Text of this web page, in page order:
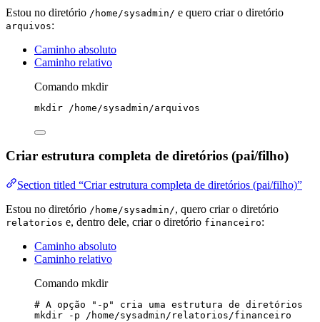
Estou no diretório /home/sysadmin/ e quero criar o diretório
arquivos:
Caminho absoluto
Caminho relativo
Comando mkdir
mkdir /home/sysadmin/arquivos
Criar estrutura completa de diretórios (pai/filho)
Section titled “Criar estrutura completa de diretórios (pai/filho)”
Estou no diretório /home/sysadmin/, quero criar o diretório
relatorios e, dentro dele, criar o diretório financeiro:
Caminho absoluto
Caminho relativo
Comando mkdir
# A opção "-p" cria uma estrutura de diretórios
mkdir
-p /home/sysadmin/relatorios/financeiro